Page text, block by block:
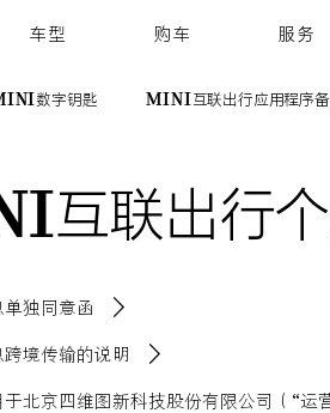
车型 购车 服务
数字钥匙 MINI互联出行应用程序
互联出行
独同意函
境传输的说明
北京四维图新科技股份有限公司（“运